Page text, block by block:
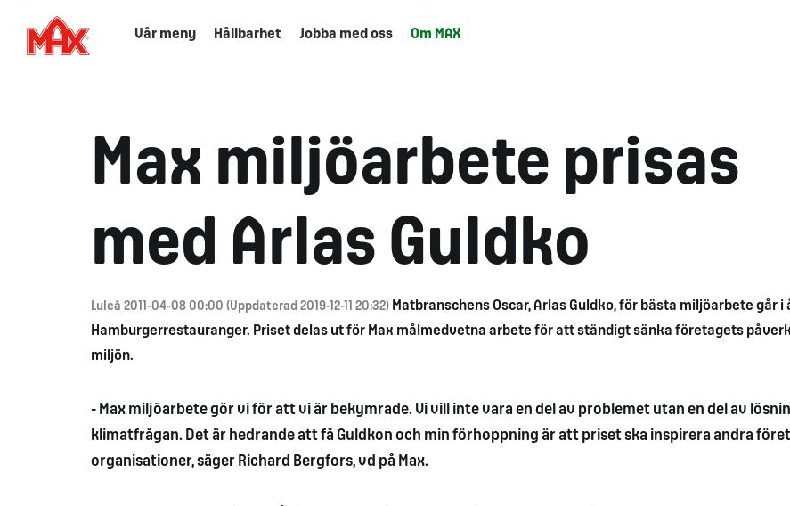
Vår meny Hållbarhet Jobba med oss Om MAX
Max miljöarbete prisas
med Arlas Guldko
Luleå 2011-04-08 00:00 (Uppdaterad 2019-12-11 20:32) Matbranschens Oscar, Arlas Guldko, för bästa miljöarbete går i
Hamburgerrestauranger. Priset delas ut för Max målmedvetna arbete för att ständigt sänka företagets
miljön.
- Max miljöarbete gör vi för att vi är bekymrade. Vi vill inte vara en del av problemet utan en del av
klimatfrågan. Det är hedrande att få Guldkon och min förhoppning är att priset ska inspirera andra
organisationer, säger Richard Bergfors, vd på Max.